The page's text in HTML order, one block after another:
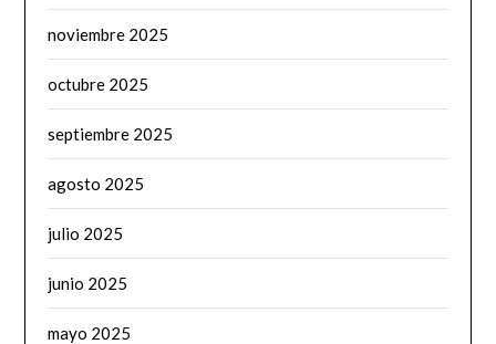
noviembre 2025
octubre 2025
septiembre 2025
agosto 2025
julio 2025
junio 2025
mayo 2025